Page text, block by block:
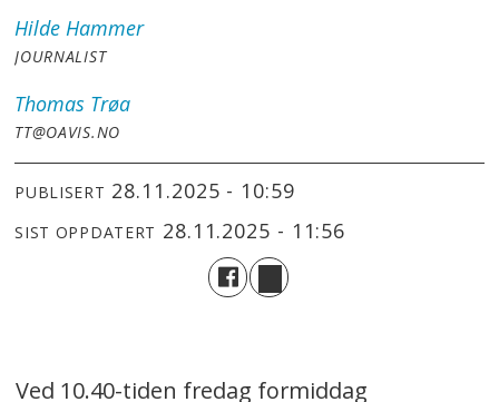
Hilde Hammer
JOURNALIST
Thomas Trøa
TT@OAVIS.NO
PUBLISERT 28.11.2025 - 10:59
SIST OPPDATERT 28.11.2025 - 11:56
Ved 10.40-tiden fredag formiddag